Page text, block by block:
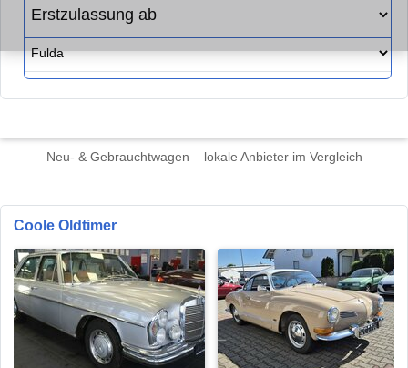
Neu- & Gebrauchtwagen – lokale Anbieter im Vergleich
Coole Oldtimer